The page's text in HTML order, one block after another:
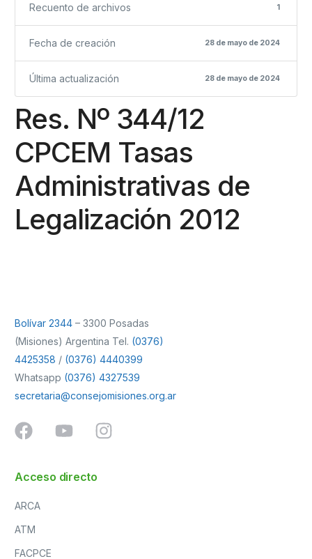
Recuento de archivos 1
Fecha de creación 28 de mayo de 2024
Última actualización 28 de mayo de 2024
Res. Nº 344/12
CPCEM Tasas
Administrativas de
Legalización 2012
Bolívar 2344 – 3300 Posadas
(Misiones) Argentina Tel. (0376)
4425358 / (0376) 4440399
Whatsapp (0376) 4327539
secretaria@consejomisiones.org.ar
Acceso directo
ARCA
ATM
FACPCE